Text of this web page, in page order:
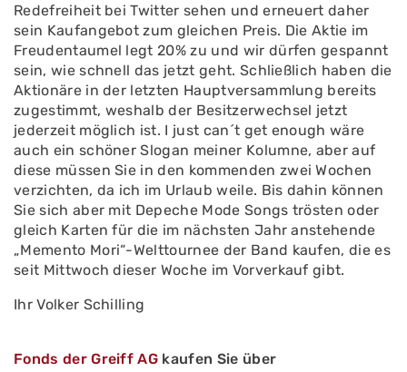
Redefreiheit bei Twitter sehen und erneuert daher
sein Kaufangebot zum gleichen Preis. Die Aktie im
Freudentaumel legt 20% zu und wir dürfen gespannt
sein, wie schnell das jetzt geht. Schließlich haben die
Aktionäre in der letzten Hauptversammlung bereits
zugestimmt, weshalb der Besitzerwechsel jetzt
jederzeit möglich ist. I just can´t get enough wäre
auch ein schöner Slogan meiner Kolumne, aber auf
diese müssen Sie in den kommenden zwei Wochen
verzichten, da ich im Urlaub weile. Bis dahin können
Sie sich aber mit Depeche Mode Songs trösten oder
gleich Karten für die im nächsten Jahr anstehende
„Memento Mori“-Welttournee der Band kaufen, die es
seit Mittwoch dieser Woche im Vorverkauf gibt.
Ihr Volker Schilling
Fonds der Greiff AG kaufen Sie über